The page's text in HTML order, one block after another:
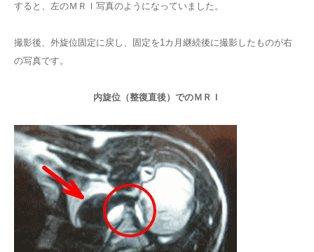
すると、左のＭＲＩ写真のようになっていました。
撮影後、外旋位固定に戻し、固定を1カ月継続後に撮影したものが右
の写真です。
内旋位（整復直後）でのＭＲＩ